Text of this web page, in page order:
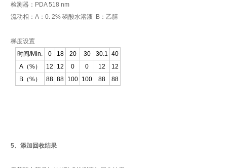
检测器： PDA 518 nm
流动相：A ：0. 2%磷酸水溶液 B ：乙腈
梯度设置
时间/Min. 0 18 20 30 30.1
40
A（%） 12 12 0 0 12
12
B（%） 88 88 100 100 88 88
5、添加回收结果